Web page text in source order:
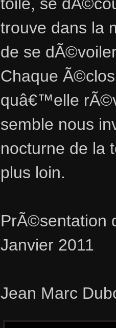
trouve dans la
de se
Chaque
quâ€™elle
semble nous
nocturne de la
plus loin.
PrÃ©sentation
Janvier 2011
Jean Marc